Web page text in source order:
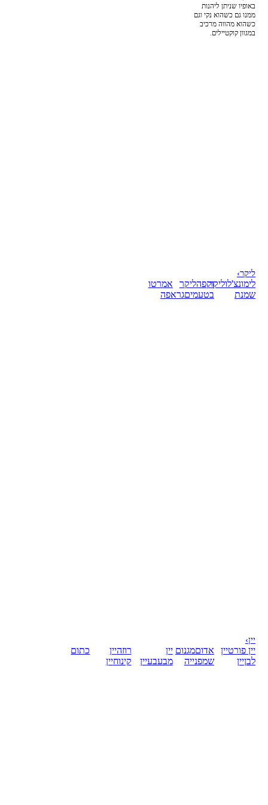
באופיו שניתן ליהנות
ממנו גם כשהוא נקי וגם
כשהוא מהווה מרכיב
במגוון קוקטיילים.
ליקר›
לימונצ'לוליקר
שמנת
וקפהליקר
בטעמיםגראפה
אמרטו
יין›
יין פורטיין
לבןיין
אדוםמגנום
שמפנייה
יין
מבעבעיין
רוזהיין
קינוחיין
כתום